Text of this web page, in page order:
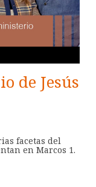
de Jesús
facetas del
en Marcos 1.